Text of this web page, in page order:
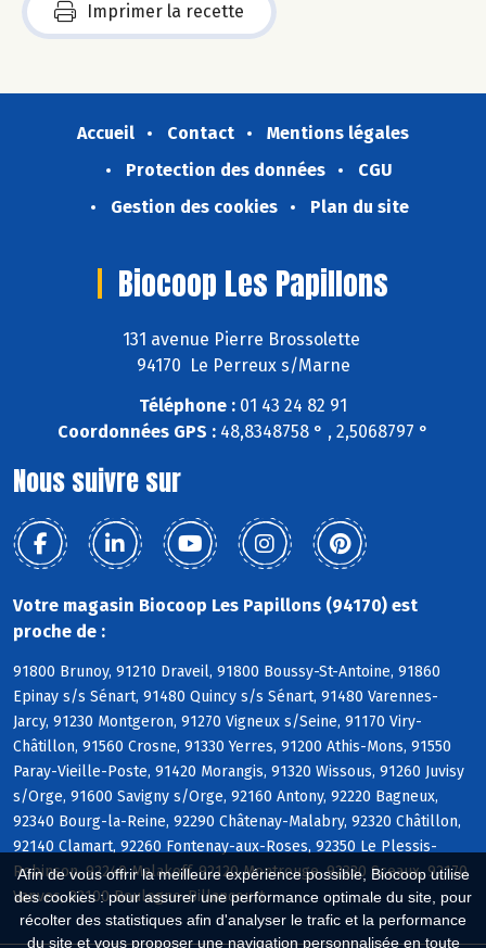
Afin de vous offrir la meilleure expérience possible, Biocoop utilise
des cookies : pour assurer une performance optimale du site, pour
récolter des statistiques afin d'analyser le trafic et la performance
du site et vous proposer une navigation personnalisée en toute
Imprimer la recette
Accueil Contact
Mentions légales
Protection des données
CGU
Gestion des cookies
Plan du site
Biocoop Les Papillons
131 avenue Pierre Brossolette
94170 Le Perreux s/Marne
Téléphone : 01 43 24 82 91
Coordonnées GPS : 48,8348758 ° , 2,5068797 °
Nous suivre sur
Votre magasin Biocoop Les Papillons (94170) est
proche de :
91800 Brunoy, 91210 Draveil, 91800 Boussy-St-Antoine, 91860
Epinay s/s Sénart, 91480 Quincy s/s Sénart, 91480 Varennes-
Jarcy, 91230 Montgeron, 91270 Vigneux s/Seine, 91170 Viry-
Châtillon, 91560 Crosne, 91330 Yerres, 91200 Athis-Mons, 91550
Paray-Vieille-Poste, 91420 Morangis, 91320 Wissous, 91260 Juvisy
s/Orge, 91600 Savigny s/Orge, 92160 Antony, 92220 Bagneux,
92340 Bourg-la-Reine, 92290 Châtenay-Malabry, 92320 Châtillon,
92140 Clamart, 92260 Fontenay-aux-Roses, 92350 Le Plessis-
Robinson, 92240 Malakoff, 92120 Montrouge, 92330 Sceaux, 92170
Vanves, 92100 Boulogne-Billancourt